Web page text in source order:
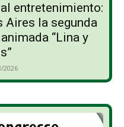
entretenimiento:
Aires la segunda
“Lina y
2026